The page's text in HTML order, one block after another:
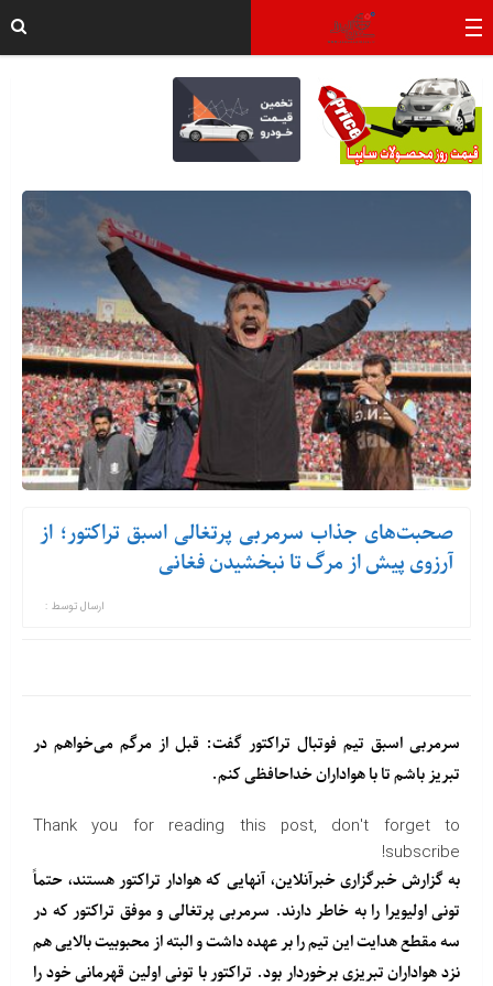
صحبت‌های جذاب سرمربی پرتغالی اسبق تراکتور؛ از
آرزوی پیش از مرگ تا نبخشیدن فغانی
ارسال توسط :
سرمربی اسبق تیم فوتبال تراکتور گفت: قبل از مرگم می‌خواهم در
تبریز باشم تا با هواداران خداحافظی کنم.
Thank you for reading this post, don't forget to
subscribe!
به گزارش خبرگزاری خبرآنلاین، آنهایی که هوادار تراکتور هستند، حتماً
تونی اولیویرا را به خاطر دارند. سرمربی پرتغالی و موفق تراکتور که در
سه مقطع هدایت این تیم را بر عهده داشت و البته از محبوبیت بالایی هم
نزد هواداران تبریزی برخوردار بود. تراکتور با تونی اولین قهرمانی خود را